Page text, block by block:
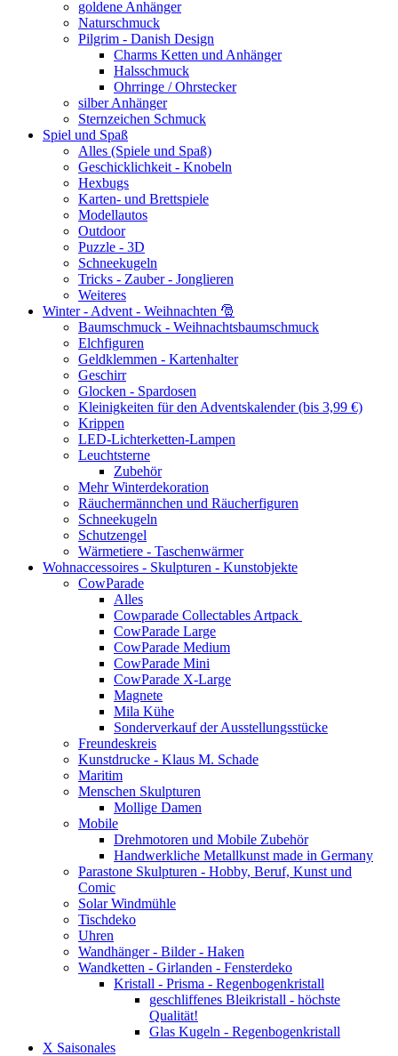
goldene Anhänger
Naturschmuck
Pilgrim - Danish Design
Charms Ketten und Anhänger
Halsschmuck
Ohrringe / Ohrstecker
silber Anhänger
Sternzeichen Schmuck
Spiel und Spaß
Alles (Spiele und Spaß)
Geschicklichkeit - Knobeln
Hexbugs
Karten- und Brettspiele
Modellautos
Outdoor
Puzzle - 3D
Schneekugeln
Tricks - Zauber - Jonglieren
Weiteres
Winter - Advent - Weihnachten 🎅
Baumschmuck - Weihnachtsbaumschmuck
Elchfiguren
Geldklemmen - Kartenhalter
Geschirr
Glocken - Spardosen
Kleinigkeiten für den Adventskalender (bis 3,99 €)
Krippen
LED-Lichterketten-Lampen
Leuchtsterne
Zubehör
Mehr Winterdekoration
Räuchermännchen und Räucherfiguren
Schneekugeln
Schutzengel
Wärmetiere - Taschenwärmer
Wohnaccessoires - Skulpturen - Kunstobjekte
CowParade
Alles
Cowparade Collectables Artpack
CowParade Large
CowParade Medium
CowParade Mini
CowParade X-Large
Magnete
Mila Kühe
Sonderverkauf der Ausstellungsstücke
Freundeskreis
Kunstdrucke - Klaus M. Schade
Maritim
Menschen Skulpturen
Mollige Damen
Mobile
Drehmotoren und Mobile Zubehör
Handwerkliche Metallkunst made in Germany
Parastone Skulpturen - Hobby, Beruf, Kunst und
Comic
Solar Windmühle
Tischdeko
Uhren
Wandhänger - Bilder - Haken
Wandketten - Girlanden - Fensterdeko
Kristall - Prisma - Regenbogenkristall
geschliffenes Bleikristall - höchste
Qualität!
Glas Kugeln - Regenbogenkristall
X Saisonales